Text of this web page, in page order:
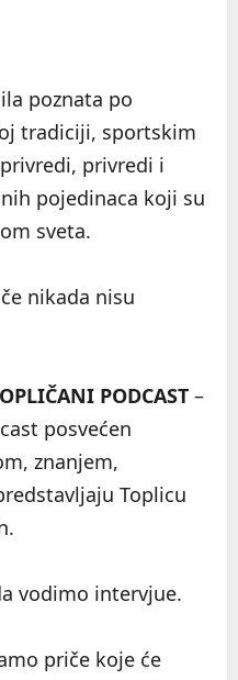
poznata po
tradiciji, sportskim
privredi i
pojedinaca koji su
sveta.
nikada nisu
PODCAST –
posvećen
znanjem,
Toplicu
vodimo intervjue.
priče koje će